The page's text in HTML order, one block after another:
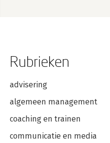
Rubrieken
advisering
algemeen management
coaching en trainen
communicatie en media